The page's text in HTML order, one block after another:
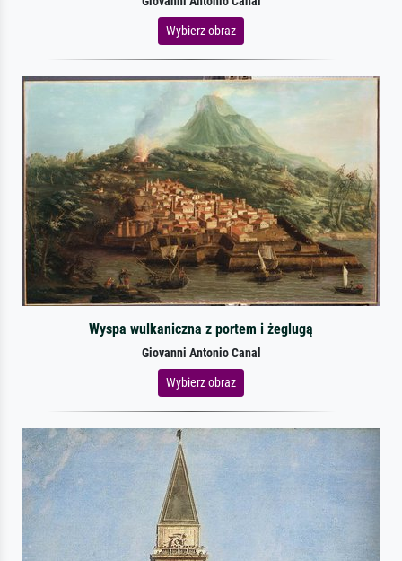
Wybierz obraz
Wyspa wulkaniczna z portem i żeglugą
Giovanni Antonio Canal
Wybierz obraz